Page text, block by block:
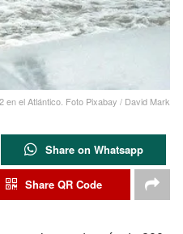
en el Atlántico. Foto Pixabay / David Mark
Share on Whatsapp
Share QR Code